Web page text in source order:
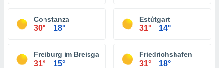
Constanza
30° 18°
Estútgart
31° 14°
Freiburg im Breisgau
31° 15°
Friedrichshafen
31° 18°